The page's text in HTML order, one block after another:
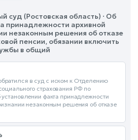
суд (Ростовская область) · Об
принадлежности архивной
незаконным решения об отказе
пенсии, обязании включить
в общий
в суд с иском к Отделению
страхования РФ по
установлении факта принадлежности
незаконным решения об отказе